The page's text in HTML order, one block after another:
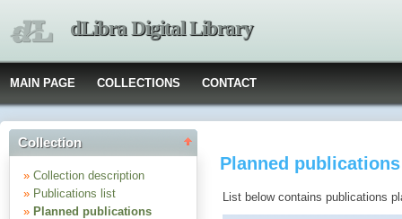
dLibra Digital Library
MAIN PAGE COLLECTIONS CONTACT
Collection
» Collection description
» Publications list
» Planned publications
Planned
List below contains publications